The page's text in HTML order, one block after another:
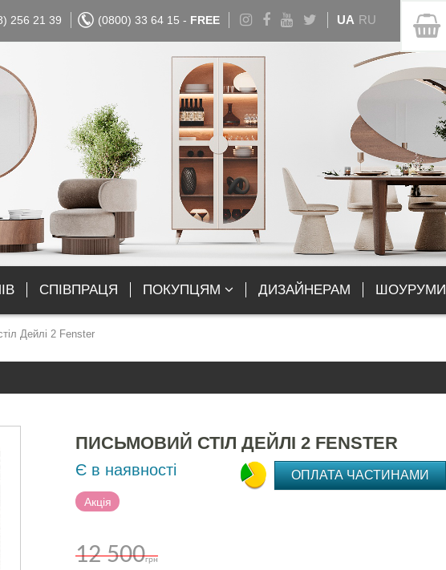
256 21 39 (0800) 33 64 15 - FREE UA RU
СПІВПРАЦЯ ПОКУПЦЯМ ДИЗАЙНЕРАМ ШОУРУМИ
Дейлі 2 Fenster
ПИСЬМОВИЙ СТІЛ ДЕЙЛІ 2 FENSTER
Є в наявності
Акція
12 500грн
ОПЛАТА ЧАСТИНАМИ